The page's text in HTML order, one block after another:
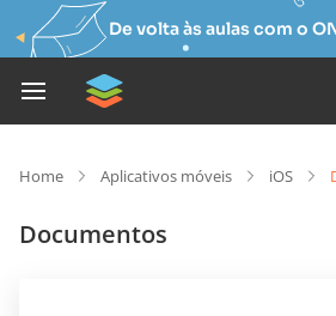
De volta às aulas com o
Home Aplicativos móveis iOS
Documentos